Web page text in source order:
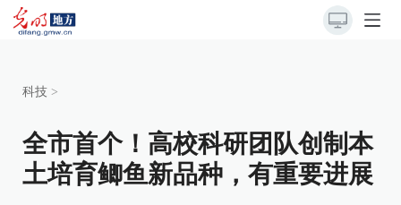
科技 >
全市首个！高校科研团队创制本
土培育鲫鱼新品种，有重要进展